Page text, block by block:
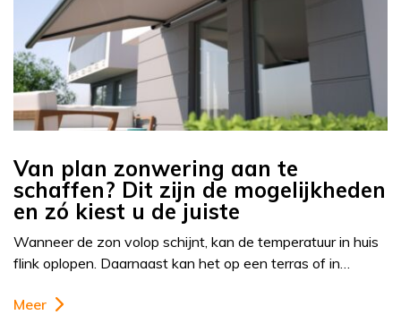
Van plan zonwering aan te
schaffen? Dit zijn de mogelijkheden
en zó kiest u de juiste
Wanneer de zon volop schijnt, kan de temperatuur in huis
flink oplopen. Daarnaast kan het op een terras of in…
Meer